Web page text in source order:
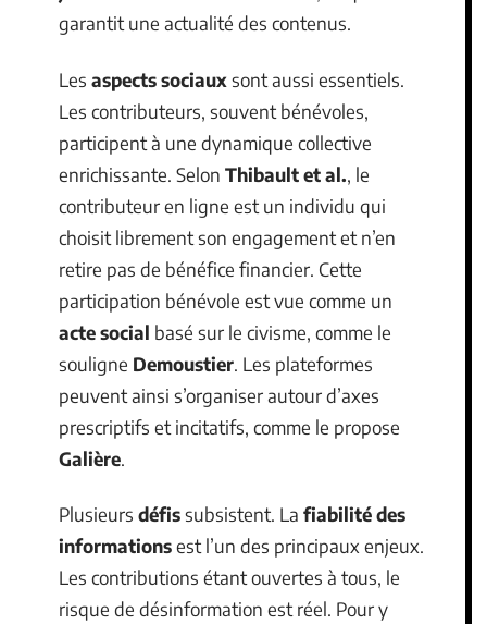
garantit une actualité des contenus.
Les aspects sociauxsont aussi essentiels.
Les contributeurs, souvent bénévoles,
participent à une dynamique collective
enrichissante. Selon Thibault et al., le
contributeur en ligne est un individu qui
choisit librement son engagement et n’en
retire pas de bénéfice financier. Cette
participation bénévole est vue comme un
acte social basé sur le civisme, comme le
souligne Demoustier. Les plateformes
peuvent ainsi s’organiser autour d’axes
prescriptifs et incitatifs, comme le propose
Galière.
Plusieurs défissubsistent. La fiabilité des
informationsest l’un des principaux enjeux.
Les contributions étant ouvertes à tous, le
risque de désinformation est réel. Pour y